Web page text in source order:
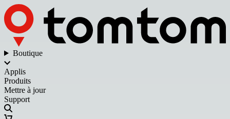
Boutique
Applis
Produits
Mettre à jour
Support